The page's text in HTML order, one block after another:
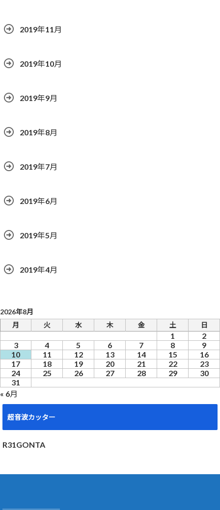
2019年11月
2019年10月
2019年9月
2019年8月
2019年7月
2019年6月
2019年5月
2019年4月
2026年8月
月
火 水 木 金 土 日
1
2
3
4 5 6 7 8
9
10
11 12 13 14 15
16
17
18 19 20 21 22
23
24
25 26 27 28 29
30
31
« 6月
超音波カッター
R31GONTA